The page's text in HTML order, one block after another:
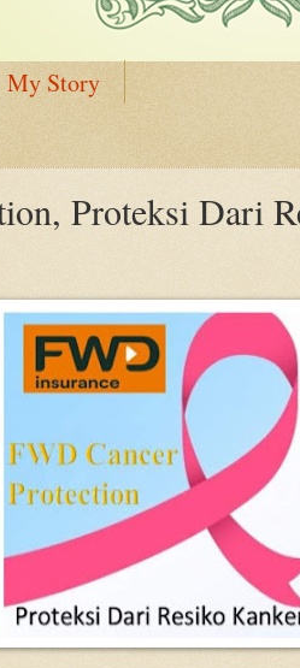
My Story
Proteksi Dari